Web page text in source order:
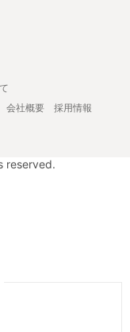
会社概要
採用情報
reserved.